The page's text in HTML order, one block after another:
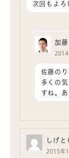
次回もよろ
加藤
2014
佐藤の
多くの
すね。
しげと
2015年